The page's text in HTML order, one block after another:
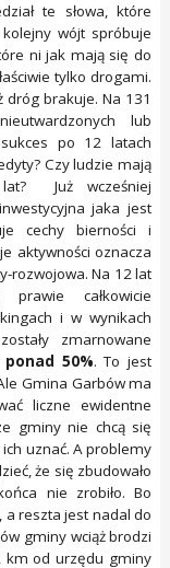
te słowa, które
wójt spróbuje
ni jak mają się do
tylko drogami.
brakuje. Na 131
lub
po 12 latach
Czy ludzie mają
Już wcześniej
jaka jest
cechy bierności i
aktywności oznacza
rozwojowa. Na 12 lat
całkowicie
i w wynikach
zmarnowane
50%. To jest
Gmina Garbów ma
liczne ewidentne
gminy nie chcą się
uznać. A problemy
że się zbudowało
nie zrobiło. Bo
a reszta jest nadal do
gminy wciąż brodzi
km od urzędu gminy